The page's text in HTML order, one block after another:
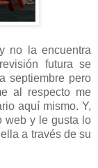
no la encuentra
futura se
septiembre pero
al respecto me
aquí mismo. Y,
web y le gusta lo
a través de su